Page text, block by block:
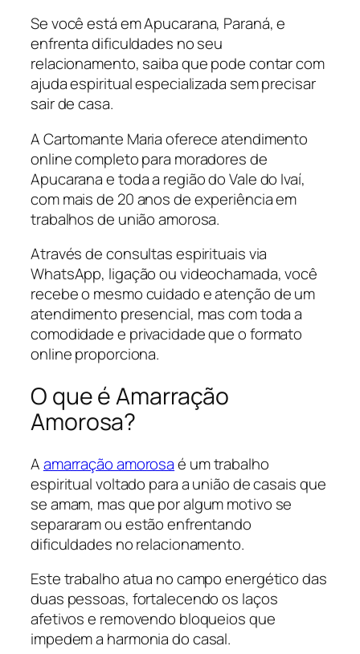
Se você está em Apucarana, Paraná, e
enfrenta dificuldades no seu
relacionamento, saiba que pode contar com
ajuda espiritual especializada sem precisar
sair de casa.
A Cartomante Maria oferece atendimento
online completo para moradores de
Apucarana e toda a região do Vale do Ivaí,
com mais de 20 anos de experiência em
trabalhos de união amorosa.
Através de consultas espirituais via
WhatsApp, ligação ou videochamada, você
recebe o mesmo cuidado e atenção de um
atendimento presencial, mas com toda a
comodidade e privacidade que o formato
online proporciona.
O que é Amarração
Amorosa?
Aamarração amorosaé um trabalho
espiritual voltado para a união de casais que
se amam, mas que por algum motivo se
separaram ou estão enfrentando
dificuldades no relacionamento.
Este trabalho atua no campo energético das
duas pessoas, fortalecendo os laços
afetivos e removendo bloqueios que
impedem a harmonia do casal.